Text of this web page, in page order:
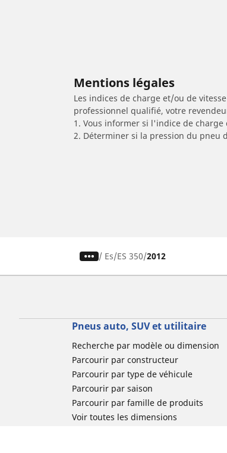
Mentions légales
Les indices de charge et/ou de
professionnel qualifié, votre
1. Vous informer si l'indice de
2. Déterminer si la pression du pneu
/ Es ES 350 2012
Pneus auto, SUV et utilitaire
Recherche par modèle ou dimension
Parcourir par constructeur
Parcourir par type de véhicule
Parcourir par saison
Parcourir par famille de produits
Voir toutes les dimensions